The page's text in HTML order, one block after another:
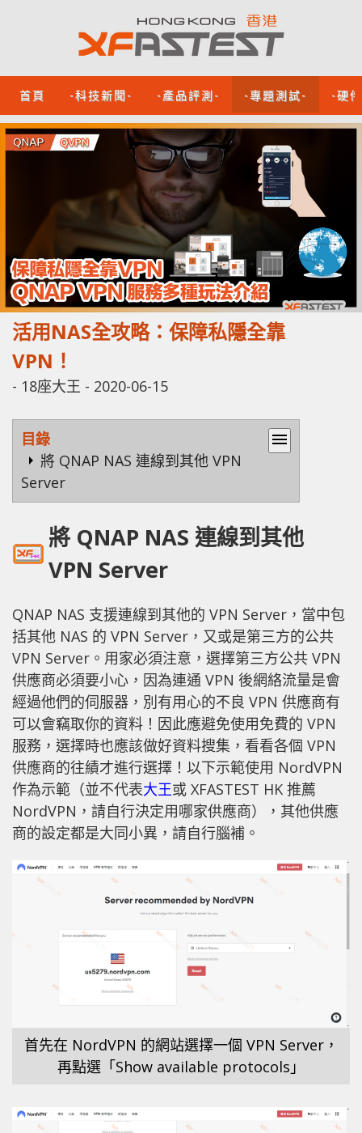
首頁 -科技新聞- -產品評測- -專題測試- -硬
活用NAS全攻略：保障私隱全靠
VPN！
- 18座大王 - 2020-06-15
目錄
menu
將 QNAP NAS 連線到其他 VPN
Server
將 QNAP NAS 連線到其他
VPN Server
QNAP NAS 支援連線到其他的 VPN Server，當中包
括其他 NAS 的 VPN Server，又或是第三方的公共
VPN Server。用家必須注意，選擇第三方公共 VPN
供應商必須要小心，因為連通 VPN 後網絡流量是會
經過他們的伺服器，別有用心的不良 VPN 供應商有
可以會竊取你的資料！因此應避免使用免費的 VPN
服務，選擇時也應該做好資料搜集，看看各個 VPN
供應商的往績才進行選擇！以下示範使用 NordVPN
作為示範（並不代表大王或 XFASTEST HK 推薦
NordVPN，請自行決定用哪家供應商），其他供應
商的設定都是大同小異，請自行腦補。
首先在 NordVPN 的網站選擇一個 VPN Server，
再點選「Show available protocols」